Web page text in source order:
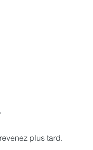
plus tard.